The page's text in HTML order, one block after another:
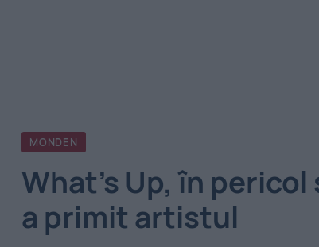
MONDEN
What’s Up, în
a primit artistul